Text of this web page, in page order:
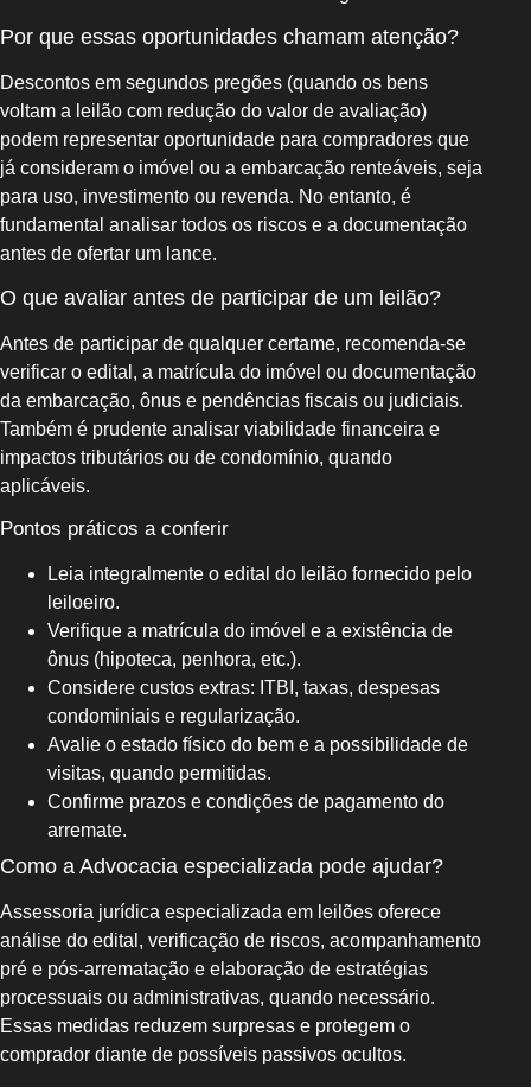
Por que essas oportunidades chamam atenção?
Descontos em segundos pregões (quando os bens
voltam a leilão com redução do valor de avaliação)
podem representar oportunidade para compradores que
já consideram o imóvel ou a embarcação renteáveis, seja
para uso, investimento ou revenda. No entanto, é
fundamental analisar todos os riscos e a documentação
antes de ofertar um lance.
O que avaliar antes de participar de um leilão?
Antes de participar de qualquer certame, recomenda-se
verificar o edital, a matrícula do imóvel ou documentação
da embarcação, ônus e pendências fiscais ou judiciais.
Também é prudente analisar viabilidade financeira e
impactos tributários ou de condomínio, quando
aplicáveis.
Pontos práticos a conferir
Leia integralmente o edital do leilão fornecido pelo
leiloeiro.
Verifique a matrícula do imóvel e a existência de
ônus (hipoteca, penhora, etc.).
Considere custos extras: ITBI, taxas, despesas
condominiais e regularização.
Avalie o estado físico do bem e a possibilidade de
visitas, quando permitidas.
Confirme prazos e condições de pagamento do
arremate.
Como a Advocacia especializada pode ajudar?
Assessoria jurídica especializada em leilões oferece
análise do edital, verificação de riscos, acompanhamento
pré e pós-arrematação e elaboração de estratégias
processuais ou administrativas, quando necessário.
Essas medidas reduzem surpresas e protegem o
comprador diante de possíveis passivos ocultos.